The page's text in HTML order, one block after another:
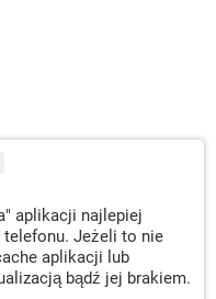
aplikacji najlepiej
telefonu. Jeżeli to nie
aplikacji lub
bądź jej brakiem.